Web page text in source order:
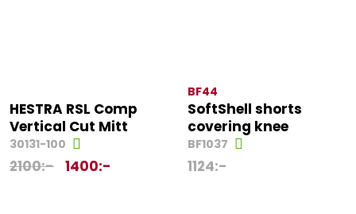
HESTRA RSL Comp
Vertical Cut Mitt
30131-100
2100:- 1400:-
BF44
SoftShell shorts
covering knee
BF1037
1124:-